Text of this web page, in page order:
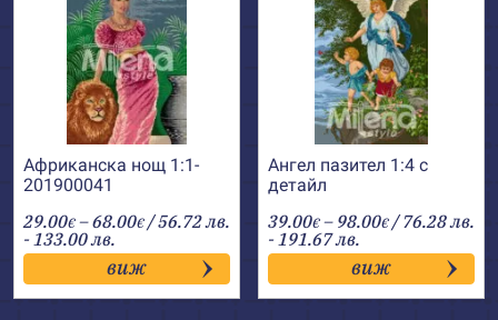
Африканска нощ 1:1-
201900041
29.00€ –68.00€Price
range:
29.00€
through
68.00€
/ 56.72 лв.
- 133.00 лв.
виж
Ангел пазител 1:4 с
детайл
39.00€ – 98.00€Price
range:
39.00€
through
98.00€
/ 76.28 лв.
- 191.67 лв.
виж